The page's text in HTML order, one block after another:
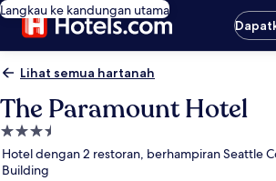
Langkau ke kandungan utama
Lihat semua hartanah
The Paramount Hotel
Hartanah
3.5
bintang
Hotel dengan 2 restoran, berhampiran Seattle
Building